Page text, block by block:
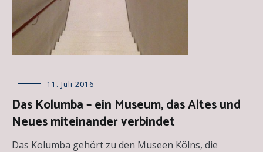
Allgemein ,
Kunstinstitutionen
11. Juli 2016
Das Kolumba – ein Museum, das Altes und
Neues miteinander verbindet
Das Kolumba gehört zu den Museen Kölns, die